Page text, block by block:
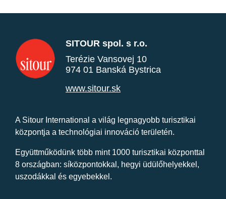
SITOUR spol. s r.o.
Terézie Vansovej 10
974 01 Banská Bystrica
www.sitour.sk
A Sitour International a világ legnagyobb turisztikai
központja a technológiai innováció területén.
Együttműködünk több mint 1000 turisztikai központtal
8 országban: síközpontokkal, hegyi üdülőhelyekkel,
uszodákkal és egyebekkel.